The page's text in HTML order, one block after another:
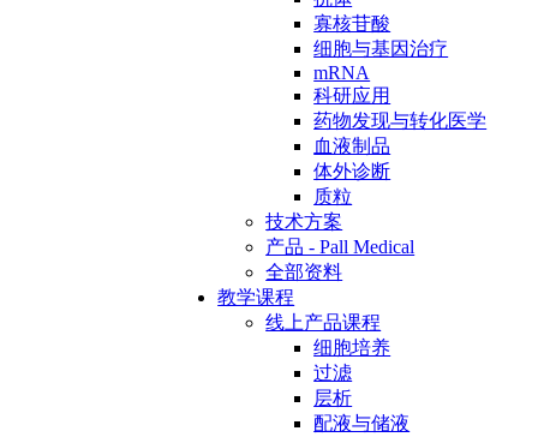
寡核苷酸
细胞与基因治疗
mRNA
科研应用
药物发现与转化医学
血液制品
体外诊断
质粒
技术方案
产品 - Pall Medical
全部资料
教学课程
线上产品课程
细胞培养
过滤
层析
配液与储液